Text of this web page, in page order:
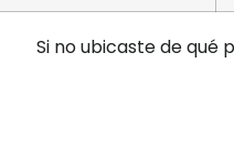
Si no ubicaste de qué